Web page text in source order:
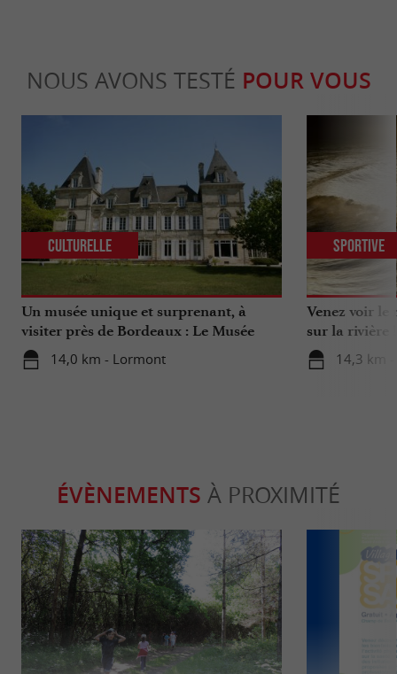
NOUS AVONS TESTÉ POUR VOUS
Un musée unique et surprenant, à
visiter près de Bordeaux : Le Musée
National de l’Assurance Maladie
14,0 km - Lormont
Culturelle
Venez voir le
sur la rivière !
14,3 km -
Sportive
ÉVÈNEMENTS À PROXIMITÉ